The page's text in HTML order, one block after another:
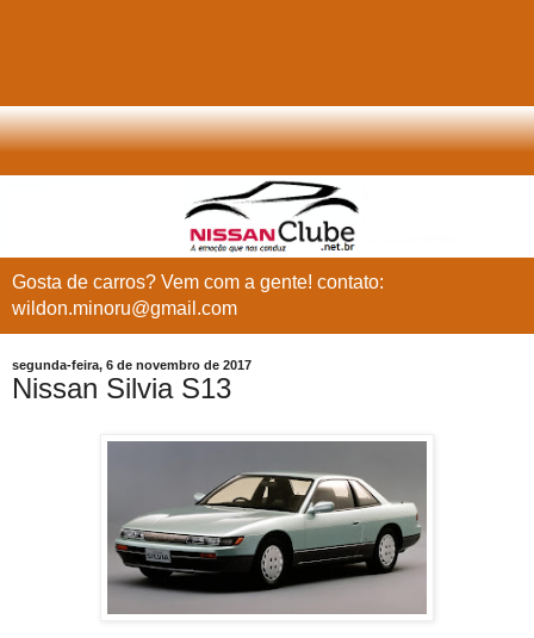
Gosta de carros? Vem com a gente! contato:
wildon.minoru@gmail.com
segunda-feira, 6 de novembro de 2017
Nissan Silvia S13